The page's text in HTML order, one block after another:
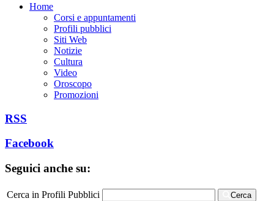
Home
Corsi e appuntamenti
Profili pubblici
Siti Web
Notizie
Cultura
Video
Oroscopo
Promozioni
RSS
Facebook
Seguici anche su:
Cerca in Profili Pubblici Cerca